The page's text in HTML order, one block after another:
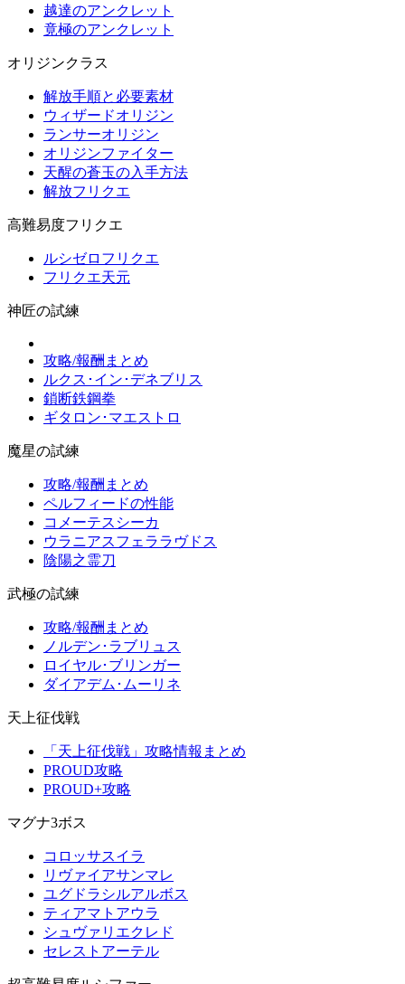
越達のアンクレット
竟極のアンクレット
オリジンクラス
解放手順と必要素材
ウィザードオリジン
ランサーオリジン
オリジンファイター
天醒の蒼玉の入手方法
解放フリクエ
高難易度フリクエ
ルシゼロフリクエ
フリクエ天元
神匠の試練
攻略/報酬まとめ
ルクス･イン･デネブリス
鎖断鉄鋼拳
ギタロン･マエストロ
魔星の試練
攻略/報酬まとめ
ペルフィードの性能
コメーテスシーカ
ウラニアスフェララヴドス
陰陽之霊刀
武極の試練
攻略/報酬まとめ
ノルデン･ラブリュス
ロイヤル･ブリンガー
ダイアデム･ムーリネ
天上征伐戦
「天上征伐戦」攻略情報まとめ
PROUD攻略
PROUD+攻略
マグナ3ボス
コロッサスイラ
リヴァイアサンマレ
ユグドラシルアルボス
ティアマトアウラ
シュヴァリエクレド
セレストアーテル